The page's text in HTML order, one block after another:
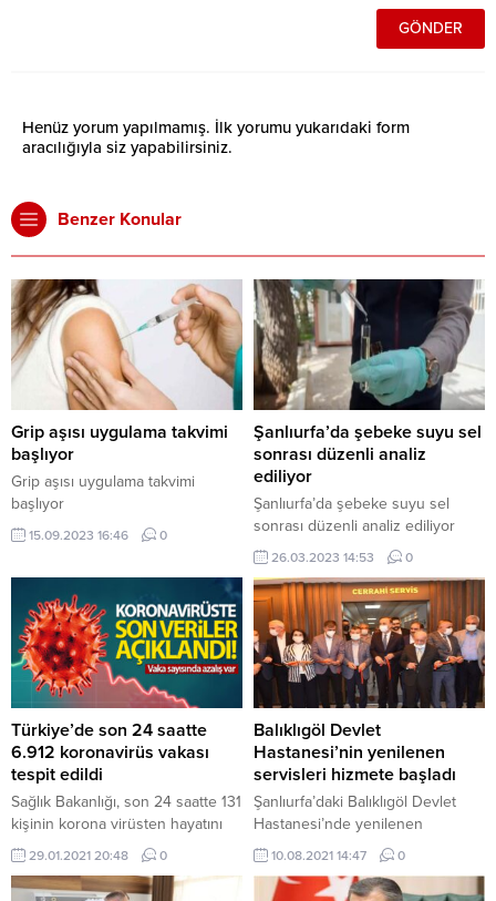
Henüz yorum yapılmamış. İlk yorumu yukarıdaki form
aracılığıyla siz yapabilirsiniz.
Benzer Konular
Grip aşısı uygulama takvimi
başlıyor
Grip aşısı uygulama takvimi
başlıyor
15.09.2023 16:46 0
Şanlıurfa’da şebeke suyu sel
sonrası düzenli analiz
ediliyor
Şanlıurfa’da şebeke suyu sel
sonrası düzenli analiz ediliyor
26.03.2023 14:53 0
Türkiye’de son 24 saatte
6.912 koronavirüs vakası
tespit edildi
Sağlık Bakanlığı, son 24 saatte 131
kişinin korona virüsten hayatını
kaybettiğini, 6 bin 912 yeni vaka
sayısının olduğunu açıkladı.
29.01.2021 20:48 0
Balıklıgöl Devlet
Hastanesi’nin yenilenen
servisleri hizmete başladı
Şanlıurfa’daki Balıklıgöl Devlet
Hastanesi’nde yenilenen
servisler törenle hizmete başladı.
Valilikten yapılan açıklamaya göre,
hayırsever iş adamı Yusuf Avcı ve
10.08.2021 14:47 0